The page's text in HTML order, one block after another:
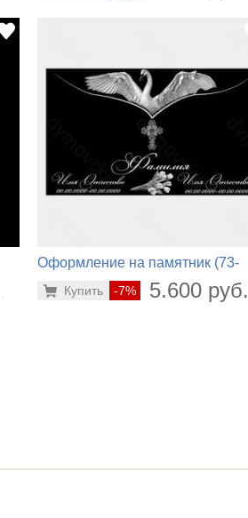
Оформление на памятник (73-
-7% 5.600 руб.
Купить